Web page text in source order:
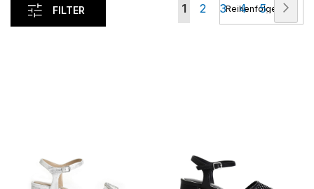
FILTER Sie
1 Seite
2 Seite
3 Seite
4 Seite
5